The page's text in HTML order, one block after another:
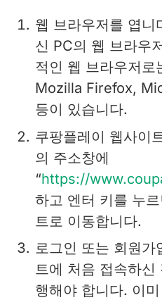
웹 브라우저를 엽니
신 PC의 웹 브라우
적인 웹 브라우저
Mozilla Firefox,
등이 있습니다.
쿠팡플레이 웹사이
의 주소창에
“https://
하고 엔터 키를 누
트로 이동합니다.
로그인 또는 회원가
트에 처음 접속하신
행해야 합니다. 이